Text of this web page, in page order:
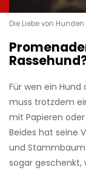
Die Liebe von
Für wen ein
muss trotzdem
mit Papieren
Beides hat seine
und
sogar geschenkt,